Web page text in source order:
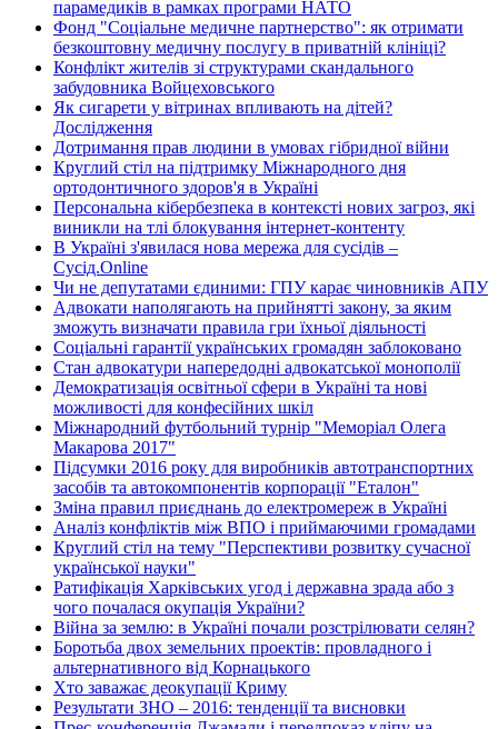
парамедиків в рамках програми НАТО
Фонд "Соціальне медичне партнерство": як отримати
безкоштовну медичну послугу в приватній клініці?
Конфлікт жителів зі структурами скандального
забудовника Войцеховського
Як сигарети у вітринах впливають на дітей?
Дослідження
Дотримання прав людини в умовах гібридної війни
Круглий стіл на підтримку Міжнародного дня
ортодонтичного здоров'я в Україні
Персональна кібербезпека в контексті нових загроз, які
виникли на тлі блокування інтернет-контенту
В Україні з'явилася нова мережа для сусідів –
Сусід.Online
Чи не депутатами єдиними: ГПУ карає чиновників АПУ
Адвокати наполягають на прийнятті закону, за яким
зможуть визначати правила гри їхньої діяльності
Соціальні гарантії українських громадян заблоковано
Стан адвокатури напередодні адвокатської монополії
Демократизація освітньої сфери в Україні та нові
можливості для конфесійних шкіл
Міжнародний футбольний турнір "Меморіал Олега
Макарова 2017"
Підсумки 2016 року для виробників автотранспортних
засобів та автокомпонентів корпорації "Еталон"
Зміна правил приєднань до електромереж в Україні
Аналіз конфліктів між ВПО і приймаючими громадами
Круглий стіл на тему "Перспективи розвитку сучасної
української науки"
Ратифікація Харківських угод і державна зрада або з
чого почалася окупація України?
Війна за землю: в Україні почали розстрілювати селян?
Боротьба двох земельних проектів: провладного і
альтернативного від Корнацького
Хто заважає деокупації Криму
Результати ЗНО – 2016: тенденції та висновки